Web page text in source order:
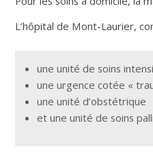
L’hôpital de Mont-Laurier,
une unité de soins
une urgence cotée «
une unité d’obstétrique
et une unité de soins